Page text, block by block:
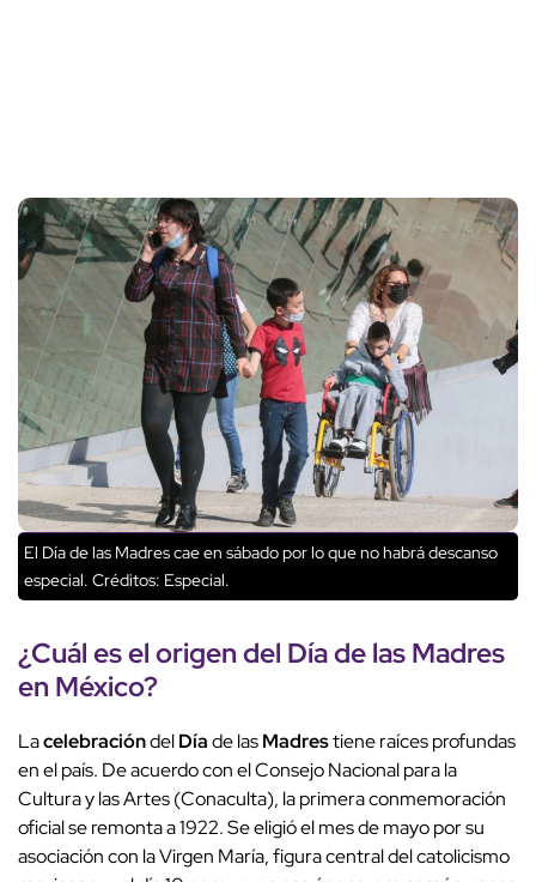
El Día de las Madres cae en sábado por lo que no habrá descanso
especial. Créditos: Especial.
¿Cuál es elorigendel Díade lasMadres
en México?
LacelebracióndelDíade lasMadrestiene raíces profundas
en el país. De acuerdo con el Consejo Nacional para la
Cultura y las Artes (Conaculta), la primera conmemoración
oficial se remonta a 1922. Se eligió el mes de mayo por su
asociación con la Virgen María, figura central del catolicismo